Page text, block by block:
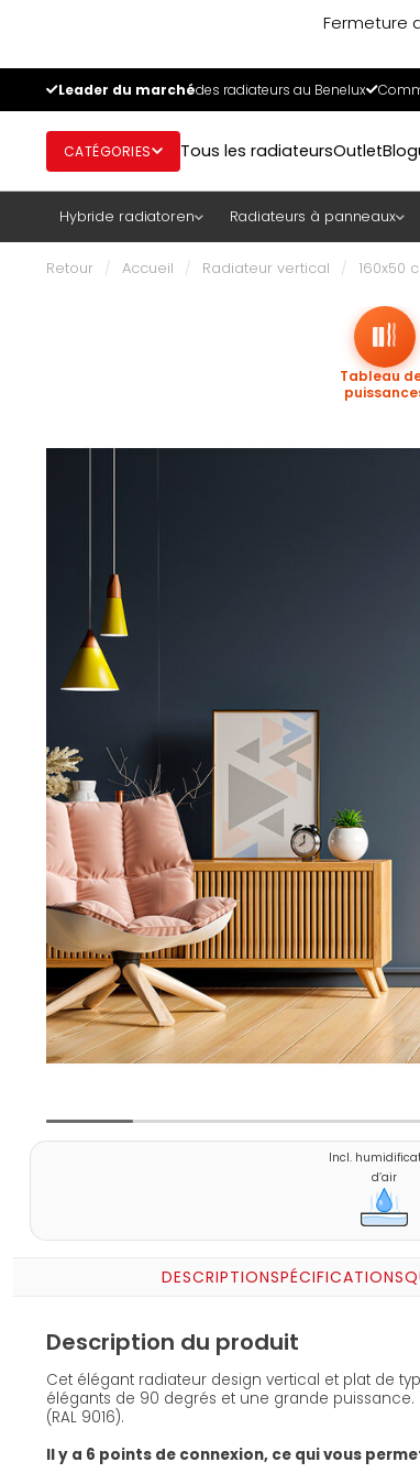
Fermeture
Leader du marchédes radiateurs au Benelux
CATÉGORIES Tous les radiateursOutlet
Hybride radiatoren Radiateurs à panneaux
Retour / Accueil / Radiateur vertical / 160x50
Tableau
Incl.
d’air
DESCRIPTIONSPÉCIFICATIONS
Description du produit
Cet élégant radiateur design vertical et plat de
élégants de 90 degrés et une grande
(RAL 9016).
Il y a 6 points de connexion, ce qui vous